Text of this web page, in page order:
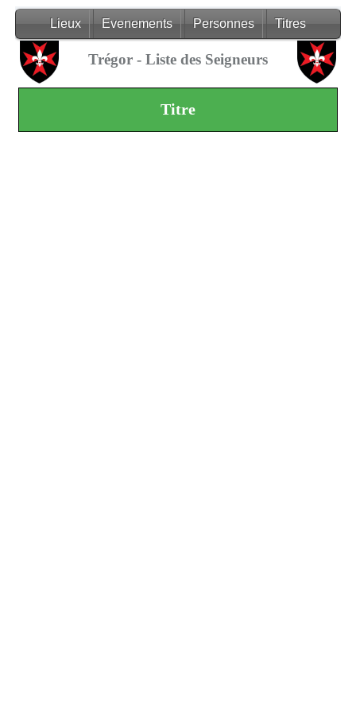
Lieux Evenements Personnes Titres
Trégor - Liste des Seigneurs
Titre